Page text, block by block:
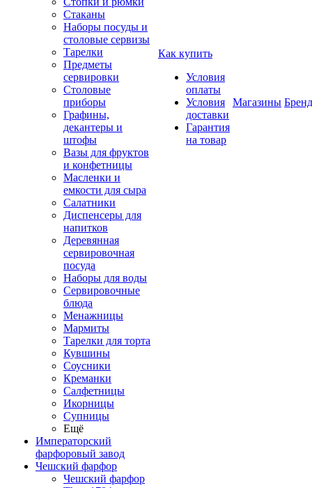
Стаканы
Наборы посуды и
столовые сервизы
Тарелки
Предметы
сервировки
Столовые
приборы
Графины,
декантеры и
штофы
Вазы для фруктов
и конфетницы
Масленки и
емкости для сыра
Салатники
Диспенсеры для
напитков
Деревянная
сервировочная
посуда
Наборы для воды
Сервировочные
блюда
Менажницы
Мармиты
Тарелки для торта
Кувшины
Соусники
Креманки
Салфетницы
Икорницы
Супницы
Ещё
Императорский
фарфоровый завод
Чешский фарфор
Чешский фарфор
Как купить
Условия
оплаты
Условия
доставки
Гарантия
на товар
Магазины